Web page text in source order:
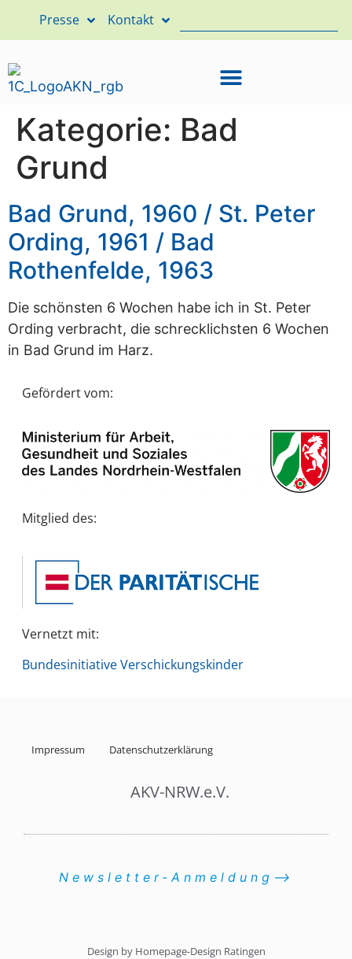
Presse Kontakt
Kategorie: Bad
Grund
Bad Grund, 1960 / St. Peter
Ording, 1961 / Bad
Rothenfelde, 1963
Die schönsten 6 Wochen habe ich in St. Peter
Ording verbracht, die schrecklichsten 6 Wochen
in Bad Grund im Harz.
Gefördert vom:
Mitglied des:
Vernetzt mit:
Bundesinitiative Verschickungskinder
Impressum Datenschutzerklärung
AKV-NRW.e.V.
Newsletter-Anmeldung⟶
Design by Homepage-Design Ratingen